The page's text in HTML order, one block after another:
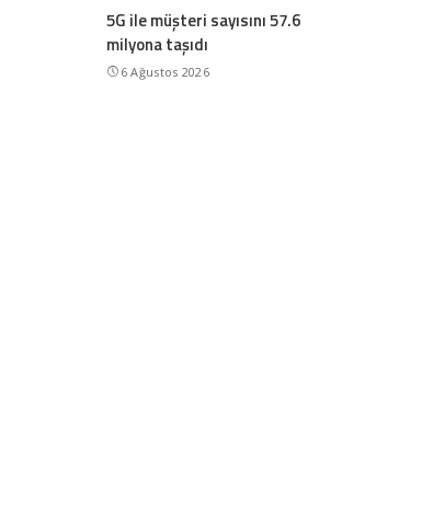
5G ile müşteri sayısını 57.6
milyona taşıdı
6 Ağustos 2026